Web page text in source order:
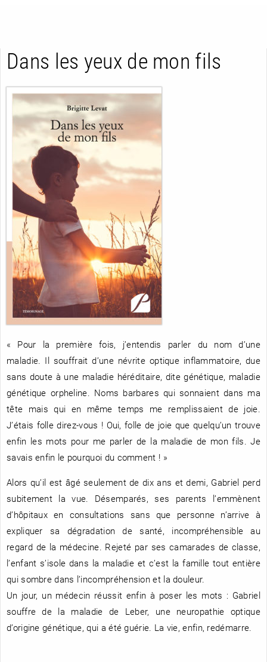
RETOUR
À PARAÎTRE
NOUVEAUTÉS
RETOUR
AVIS
RENCONTRE AVEC…
RETOUR
A LA UNE
REVUE DE PRESSE
Dans les yeux de mon fils
« Pour la première fois, j’entendis parler du nom d’une
maladie. Il souffrait d’une névrite optique inflammatoire, due
sans doute à une maladie héréditaire, dite génétique, maladie
génétique orpheline. Noms barbares qui sonnaient dans ma
tête mais qui en même temps me remplissaient de joie.
J’étais folle direz-vous ! Oui, folle de joie que quelqu’un trouve
enfin les mots pour me parler de la maladie de mon fils. Je
savais enfin le pourquoi du comment ! »
Alors qu’il est âgé seulement de dix ans et demi, Gabriel perd
subitement la vue. Désemparés, ses parents l’emmènent
d’hôpitaux en consultations sans que personne n’arrive à
expliquer sa dégradation de santé, incompréhensible au
regard de la médecine. Rejeté par ses camarades de classe,
l’enfant s’isole dans la maladie et c’est la famille tout entière
qui sombre dans l’incompréhension et la douleur.
Un jour, un médecin réussit enfin à poser les mots : Gabriel
souffre de la maladie de Leber, une neuropathie optique
d’origine génétique, qui a été guérie. La vie, enfin, redémarre.